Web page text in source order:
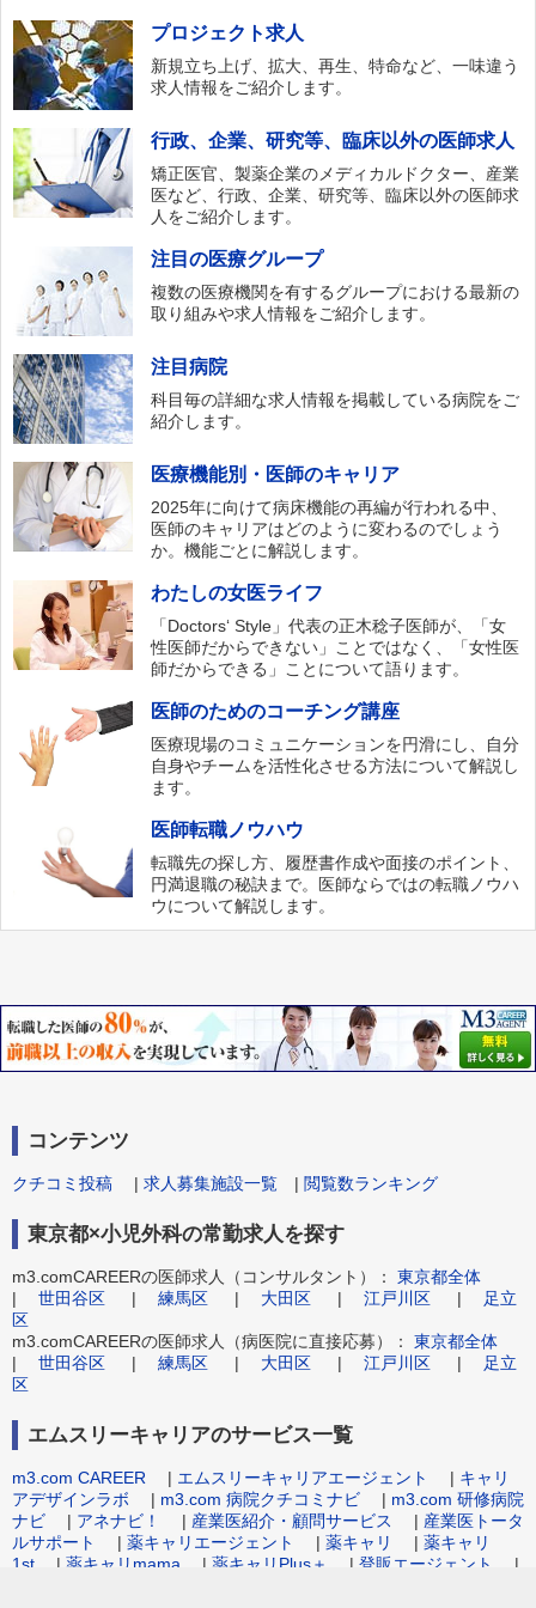
プロジェクト求人
新規立ち上げ、拡大、再生、特命など、一味違う
求人情報をご紹介します。
行政、企業、研究等、臨床以外の医師求人
矯正医官、製薬企業のメディカルドクター、産業
医など、行政、企業、研究等、臨床以外の医師求
人をご紹介します。
注目の医療グループ
複数の医療機関を有するグループにおける最新の
取り組みや求人情報をご紹介します。
注目病院
科目毎の詳細な求人情報を掲載している病院をご
紹介します。
医療機能別・医師のキャリア
2025年に向けて病床機能の再編が行われる中、
医師のキャリアはどのように変わるのでしょう
か。機能ごとに解説します。
わたしの女医ライフ
「Doctors‘ Style」代表の正木稔子医師が、「女
性医師だからできない」ことではなく、「女性医
師だからできる」ことについて語ります。
医師のためのコーチング講座
医療現場のコミュニケーションを円滑にし、自分
自身やチームを活性化させる方法について解説し
ます。
医師転職ノウハウ
転職先の探し方、履歴書作成や面接のポイント、
円満退職の秘訣まで。医師ならではの転職ノウハ
ウについて解説します。
コンテンツ
クチコミ投稿 | 求人募集施設一覧 | 閲覧数ランキング
東京都×小児外科の常勤求人を探す
m3.comCAREERの医師求人（コンサルタント）： 東京都全体
| 世田谷区 | 練馬区 | 大田区 | 江戸川区 |
足立
区
m3.comCAREERの医師求人（病医院に直接応募）： 東京都全体
| 世田谷区 | 練馬区 | 大田区 | 江戸川区 |
足立
区
エムスリーキャリアのサービス一覧
m3.com CAREER | エムスリーキャリアエージェント | キャリ
アデザインラボ | m3.com 病院クチコミナビ | m3.com 研修病院
ナビ | アネナビ！ | 産業医紹介・顧問サービス | 産業医トータ
ルサポート
| 薬キャリエージェント | 薬キャリ | 薬キャリ
1st | 薬キャリmama | 薬キャリPlus＋ | 登販エージェント
|